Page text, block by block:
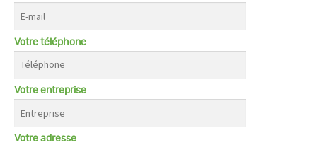
Votre téléphone
Votre entreprise
Votre adresse